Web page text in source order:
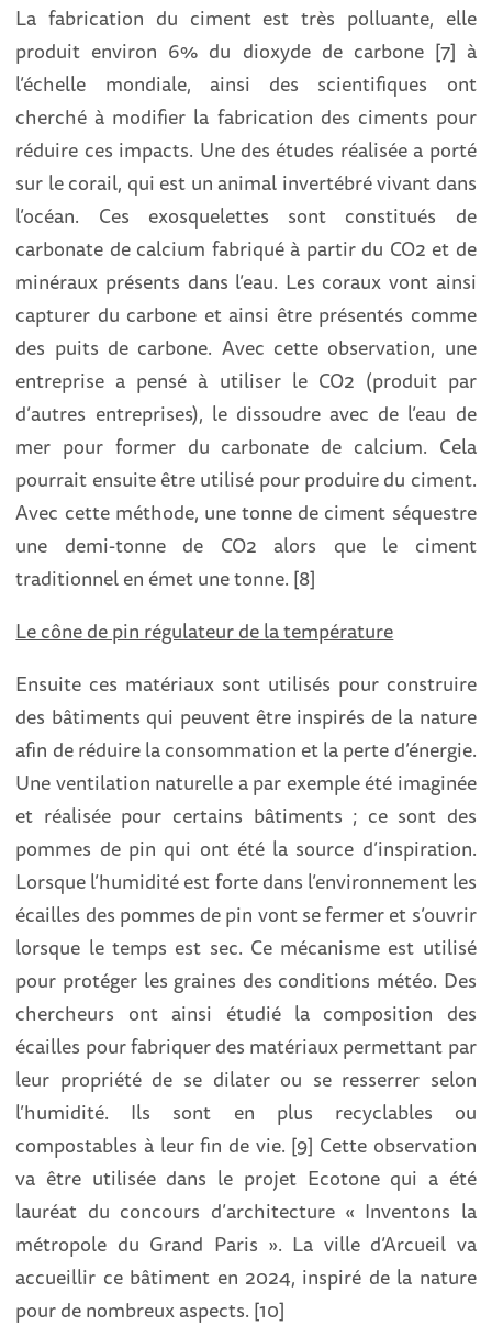
La fabrication du ciment est très polluante, elle
produit environ 6% du dioxyde de carbone [7] à
l’échelle mondiale, ainsi des scientifiques ont
cherché à modifier la fabrication des ciments pour
réduire ces impacts. Une des études réalisée a porté
sur le corail, qui est un animal invertébré vivant dans
l’océan. Ces exosquelettes sont constitués de
carbonate de calcium fabriqué à partir du CO2 et de
minéraux présents dans l’eau. Les coraux vont ainsi
capturer du carbone et ainsi être présentés comme
des puits de carbone. Avec cette observation, une
entreprise a pensé à utiliser le CO2 (produit par
d’autres entreprises), le dissoudre avec de l’eau de
mer pour former du carbonate de calcium. Cela
pourrait ensuite être utilisé pour produire du ciment.
Avec cette méthode, une tonne de ciment séquestre
une demi-tonne de CO2 alors que le ciment
traditionnel en émet une tonne. [8]
Le cône de pin régulateur de la température
Ensuite ces matériaux sont utilisés pour construire
des bâtiments qui peuvent être inspirés de la nature
afin de réduire la consommation et la perte d’énergie.
Une ventilation naturelle a par exemple été imaginée
et réalisée pour certains bâtiments ; ce sont des
pommes de pin qui ont été la source d’inspiration.
Lorsque l’humidité est forte dans l’environnement les
écailles des pommes de pin vont se fermer et s’ouvrir
lorsque le temps est sec. Ce mécanisme est utilisé
pour protéger les graines des conditions météo. Des
chercheurs ont ainsi étudié la composition des
écailles pour fabriquer des matériaux permettant par
leur propriété de se dilater ou se resserrer selon
l’humidité. Ils sont en plus recyclables ou
compostables à leur fin de vie. [9] Cette observation
va être utilisée dans le projet Ecotone qui a été
lauréat du concours d’architecture « Inventons la
métropole du Grand Paris ». La ville d’Arcueil va
accueillir ce bâtiment en 2024, inspiré de la nature
pour de nombreux aspects. [10]